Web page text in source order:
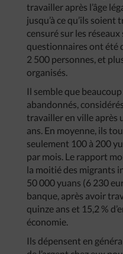
travailler après l’âge
jusqu’à ce qu’ils
censuré sur les
questionnaires ont été
2 500 personnes, et
organisés.
Il semble que
abandonnés,
travailler en ville après
ans. En moyenne, ils
seulement 100 à 200
par mois. Le rapport
la moitié des migrants
50 000 yuans (6 230
banque, après avoir
quinze ans et 15,2 %
économie.
Ils dépensent en